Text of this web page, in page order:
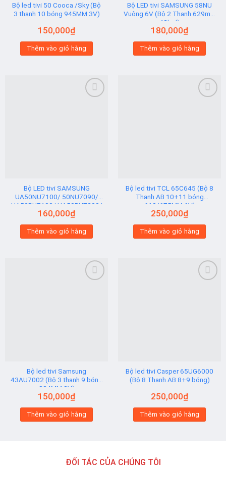
Bộ led tivi 50 Cooca /Sky (Bộ
3 thanh 10 bóng 945MM 3V)
150,000₫
Thêm vào giỏ hàng
Bộ LED tivi SAMSUNG 58NU
Vuông 6V (Bộ 2 Thanh 629mm
42led)
180,000₫
Thêm vào giỏ hàng
Bộ LED tivi SAMSUNG
UA50NU7100/ 50NU7090/
UA50RU7100/ UA50RU7200/
UA50RU7300 (2 thanh viền 6V
160,000₫
Thêm vào giỏ hàng
Bộ led tivi TCL 65C645 (Bộ 8
Thanh AB 10+11 bóng
610/675MM 6V)
250,000₫
Thêm vào giỏ hàng
Bộ led tivi Samsung
43AU7002 (Bộ 3 thanh 9 bóng
824MM 3V)
150,000₫
Thêm vào giỏ hàng
Bộ led tivi Casper 65UG6000
(Bộ 8 Thanh AB 8+9 bóng)
250,000₫
Thêm vào giỏ hàng
ĐỐI TÁC CỦA CHÚNG TÔI